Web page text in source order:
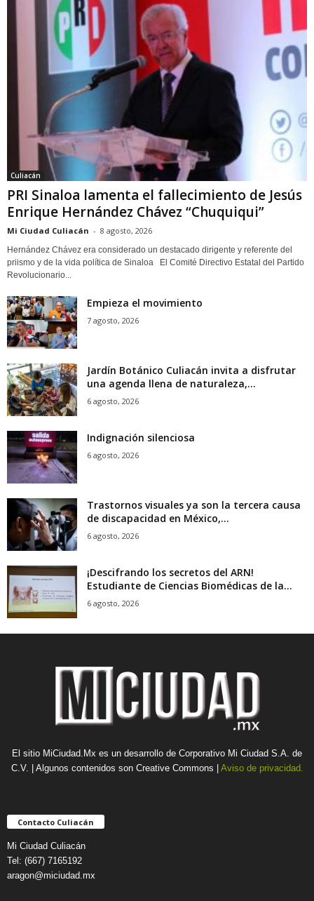
Culiacán
PRI Sinaloa lamenta el fallecimiento de Jesús
Enrique Hernández Chávez “Chuquiqui”
Mi Ciudad Culiacán - 8 agosto, 2026
Hernández Chávez era considerado un destacado dirigente y referente del
priismo y de la vida política de Sinaloa El Comité Directivo Estatal del Partido
Revolucionario...
Empieza el movimiento
7 agosto, 2026
Jardín Botánico Culiacán invita a disfrutar
una agenda llena de naturaleza,...
6 agosto, 2026
Indignación silenciosa
6 agosto, 2026
Trastornos visuales ya son la tercera causa
de discapacidad en México,...
6 agosto, 2026
¡Descifrando los secretos del ARN!
Estudiante de Ciencias Biomédicas de la...
6 agosto, 2026
El sitio MiCiudad.Mx es un desarrollo de Corporativo Mi Ciudad S.A. de
C.V. | Algunos contenidos son Creative Commons | Aviso de privacidad.
Contacto Culiacán
Mi Ciudad Culiacán
Tel: (667) 7165192
aragon@miciudad.mx